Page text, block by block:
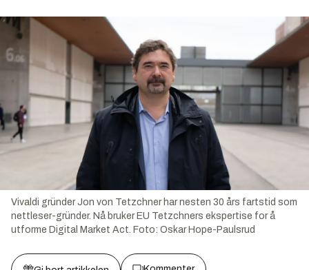
Vivaldi gründer Jon von Tetzchner har nesten 30 års fartstid som
nettleser-gründer. Nå bruker EU Tetzchners ekspertise for å
utforme Digital Market Act. Foto: Oskar Hope-Paulsrud